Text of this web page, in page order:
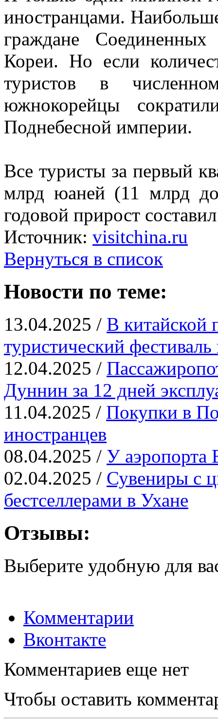
иностранцами.
граждане
Кореи. Но если
туристов в
южнокорейцы
Поднебесной империи.
Все туристы за первый
млрд юаней (11 млрд
годовой прирост
Источник: visitchina.ru
Вернуться в список
Новости по теме:
13.04.2025 / В китайской
туристический
12.04.2025 /
Дуннин за 12 дней
11.04.2025 / Покупки в
иностранцев
08.04.2025 / У аэропорта
02.04.2025 / Сувениры с
бестселлерами в Ухане
Отзывы:
Выберите удобную для
Комментарии
Вконтакте
Комментариев еще нет
Чтобы оставить